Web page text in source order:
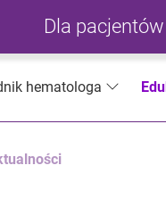
Dla pacjentów
hematologa